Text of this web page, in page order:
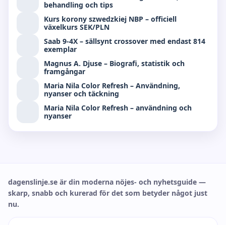
behandling och tips
Kurs korony szwedzkiej NBP – officiell
växelkurs SEK/PLN
Saab 9-4X – sällsynt crossover med endast 814
exemplar
Magnus A. Djuse – Biografi, statistik och
framgångar
Maria Nila Color Refresh – Användning,
nyanser och täckning
Maria Nila Color Refresh – användning och
nyanser
dagenslinje.se är din moderna nöjes- och nyhetsguide —
skarp, snabb och kurerad för det som betyder något just
nu.